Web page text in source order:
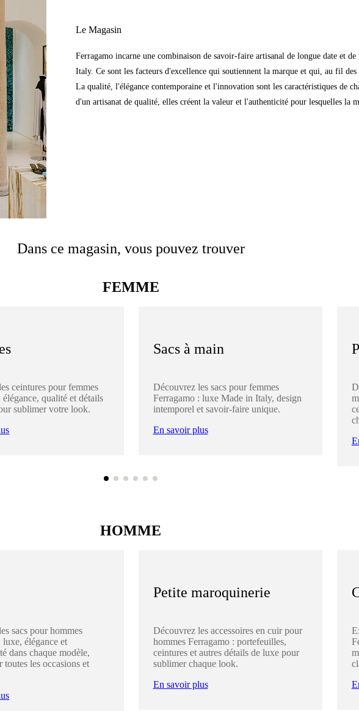
Le Magasin
Ferragamo incarne une combinaison de savoir-faire artisanal de longue date et
Italy. Ce sont les facteurs d'excellence qui soutiennent la marque et qui, au fil
La qualité, l'élégance contemporaine et l'innovation sont les caractéristiques de
d'un artisanat de qualité, elles créent la valeur et l'authenticité pour lesquelles la
Dans ce magasin, vous pouvez trouver
FEMME
ceintures pour femmes
élégance, qualité et détails
sublimer votre look.
Sacs à main
Découvrez les sacs pour femmes
Ferragamo : luxe Made in Italy, design
intemporel et savoir-faire unique.
En savoir plus
HOMME
sacs pour hommes
luxe, élégance et
dans chaque modèle,
toutes les occasions et
Petite maroquinerie
Découvrez les accessoires en cuir pour
hommes Ferragamo : portefeuilles,
ceintures et autres détails de luxe pour
sublimer chaque look.
En savoir plus